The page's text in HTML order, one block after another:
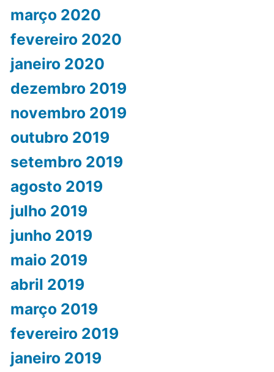
março 2020
fevereiro 2020
janeiro 2020
dezembro 2019
novembro 2019
outubro 2019
setembro 2019
agosto 2019
julho 2019
junho 2019
maio 2019
abril 2019
março 2019
fevereiro 2019
janeiro 2019